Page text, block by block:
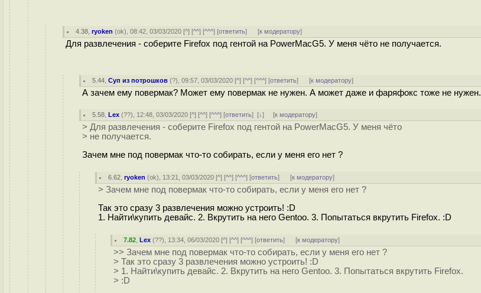
4.38 ,ryoken (ok), 08:42, 03/03/2020 [^] [^^] [^^^] [ответить] [к модератору]
Для развлечения - соберите Firefox под гентой на PowerMacG5. У меня чёто не получается.
5.44 ,Суп из потрошков (?), 09:57, 03/03/2020 [^] [^^] [^^^] [ответить] [к модератору]
А зачем ему повермак? Может ему повермак не нужен. А может даже и фаряфокс тоже не нужен.
5.58 ,Lex (??), 12:48, 03/03/2020 [^] [^^] [^^^] [ответить][↓] [к модератору]
> Для развлечения - соберите Firefox под гентой на PowerMacG5. У меня чёто
> не получается.
Зачем мне под повермак что-то собирать, если у меня его нет ?
6.62 ,ryoken (ok), 13:21, 03/03/2020 [^] [^^] [^^^] [ответить] [к модератору]
> Зачем мне под повермак что-то собирать, если у меня его нет ?
Так это сразу 3 развлечения можно устроить! :D
1. Найти\купить девайс. 2. Вкрутить на него Gentoo. 3. Попытаться вкрутить Firefox. :D
7.82 ,Lex (??), 13:34, 06/03/2020 [^] [^^] [^^^] [ответить] [к модератору]
>> Зачем мне под повермак что-то собирать, если у меня его нет ?
> Так это сразу 3 развлечения можно устроить! :D
> 1. Найти\купить девайс. 2. Вкрутить на него Gentoo. 3. Попытаться вкрутить Firefox.
> :D